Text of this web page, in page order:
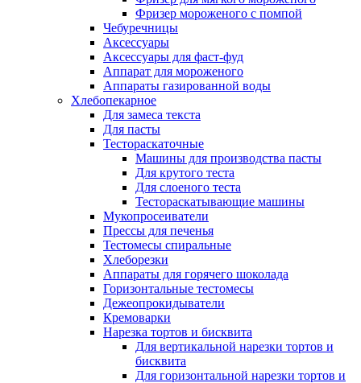
Фризер мороженого с помпой
Чебуречницы
Аксессуары
Аксессуары для фаст-фуд
Аппарат для мороженого
Аппараты газированной воды
Хлебопекарное
Для замеса текста
Для пасты
Тестораскаточные
Машины для производства пасты
Для крутого теста
Для слоеного теста
Тестораскатывающие машины
Мукопросеиватели
Прессы для печенья
Тестомесы спиральные
Хлеборезки
Аппараты для горячего шоколада
Горизонтальные тестомесы
Дежеопрокидыватели
Кремоварки
Нарезка тортов и бисквита
Для вертикальной нарезки тортов и
бисквита
Для горизонтальной нарезки тортов и